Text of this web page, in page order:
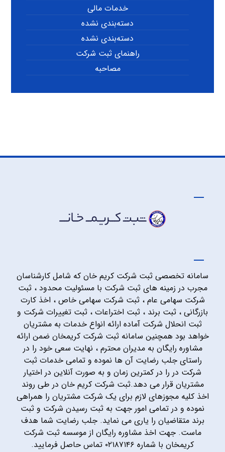
خدمات مالی
دسته‌بندی نشده
دسته‌بندی نشده
راهنمای ثبت شرکت
مصاحبه
سامانه تخصصی ثبت شرکت کریم خان که شامل کارشناسان
مجرب در زمینه های ثبت شرکت با مسئولیت محدود ، ثبت
شرکت سهامی عام ، ثبت شرکت سهامی خاص ، اخذ کارت
بازرگانی ، ثبت برند ، ثبت اختراعات ، ثبت تغییرات شرکت و
ثبت انحلال شرکت آماده ارائه انواع خدمات به مشتریان
خواهد بود همچنین سامانه ثبت شرکت کریمخان ضمن ارائه
مشاوره رایگان به مدیران محترم ، نهایت سعی خود را در
راستای جلب رضایت آن ها نموده و تمامی خدمات ثبت
شرکت در را در کمترین زمان و به صورت آنلاین در اختیار
مشتریان قرار می دهد.ثبت شرکت کریم خان در طی روند
اخذ کلیه مجوزهای لازم برای یک شرکت مشتریان را همراهی
نموده و در تمامی امور جهت به ثبت رسیدن شرکت و ثبت
برند متقاضیان را یاری می نماید. جلب رضایت شما هدف
ماست. جهت اخذ مشاوره رایگان از موسسه ثبت شرکت
کریمخان با شماره ۰۲۱۸۷۱۴۶ تماس حاصل فرمایید.